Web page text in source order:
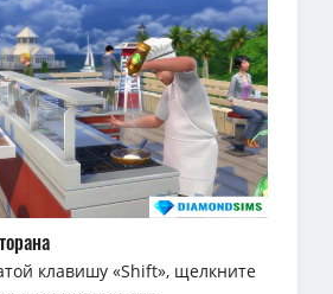
клавишу «Shift», щелкните